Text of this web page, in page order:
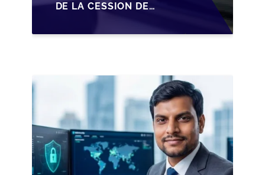
DE LA CESSION DE
LES DIRIGEANTS DE